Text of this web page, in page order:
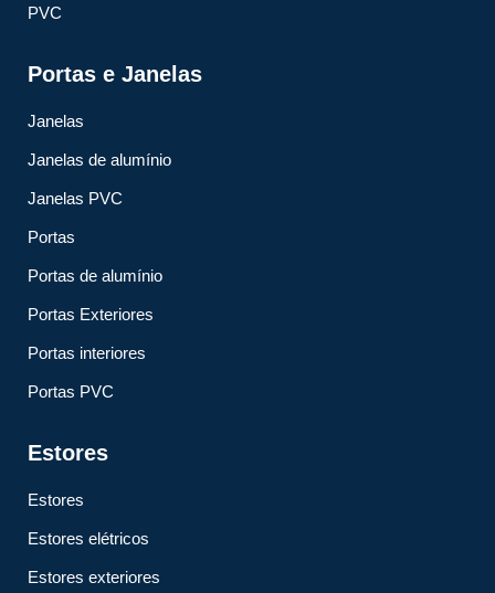
PVC
Portas e Janelas
Janelas
Janelas de alumínio
Janelas PVC
Portas
Portas de alumínio
Portas Exteriores
Portas interiores
Portas PVC
Estores
Estores
Estores elétricos
Estores exteriores